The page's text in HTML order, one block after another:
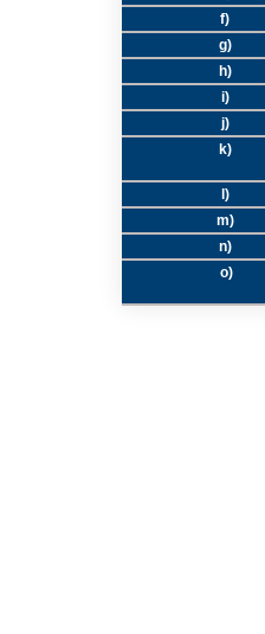
f)
g)
h)
i)
j)
k)
l)
m)
n)
o)